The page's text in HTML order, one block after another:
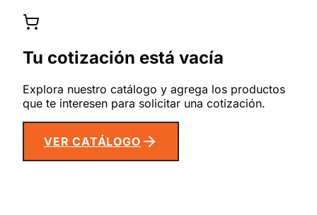
Tu cotización está vacía
Explora nuestro catálogo y agrega los productos
que te interesen para solicitar una cotización.
VER CATÁLOGO